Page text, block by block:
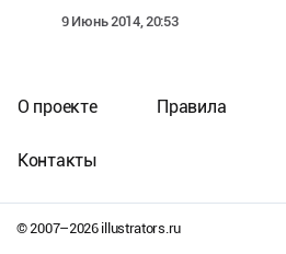
9 Июнь 2014, 20:53
© 2007–2026illustrators.ru
О проекте Правила
Контакты